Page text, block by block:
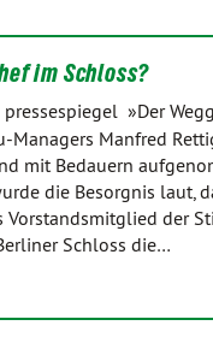
im Schloss?
pressespiegel »Der
Managers Manfred
mit Bedauern
die Besorgnis laut,
Vorstandsmitglied der
Schloss die…